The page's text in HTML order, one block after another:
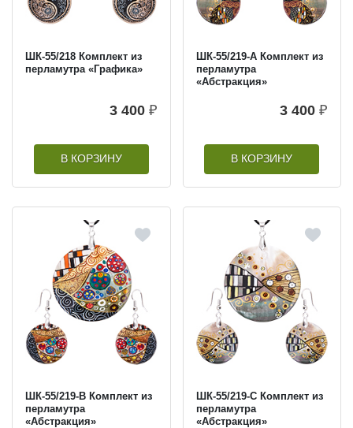
ШК-55/218 Комплект из
перламутра «Графика»
3 400 ₽
В КОРЗИНУ
ШК-55/219-A Комплект из
перламутра
«Абстракция»
3 400 ₽
В КОРЗИНУ
ШК-55/219-B Комплект из
перламутра
«Абстракция»
ШК-55/219-C Комплект из
перламутра
«Абстракция»